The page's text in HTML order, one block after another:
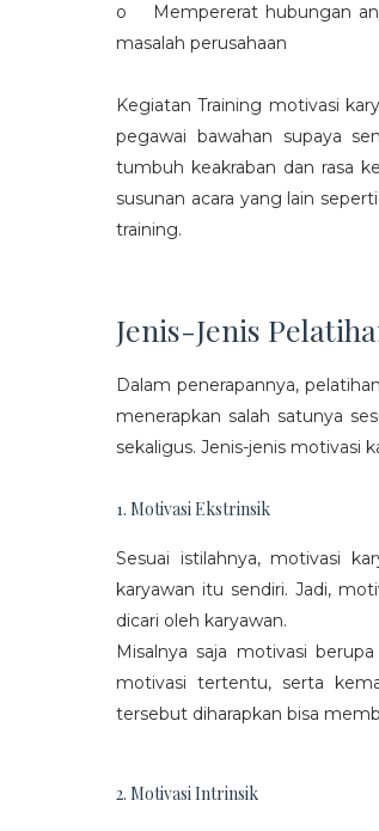
o Mempererat hubungan
masalah perusahaan
Kegiatan Training motivasi
pegawai bawahan supaya
tumbuh keakraban dan rasa
susunan acara yang lain
training.
Jenis-Jenis
Dalam penerapannya,
menerapkan salah satunya
sekaligus. Jenis-jenis motivasi
1. Motivasi Ekstrinsik
Sesuai istilahnya, motivasi
karyawan itu sendiri. Jadi,
dicari oleh karyawan.
Misalnya saja motivasi
motivasi tertentu, serta
tersebut diharapkan bisa
2. Motivasi Intrinsik